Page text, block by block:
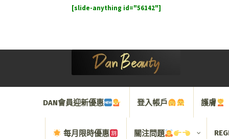
[slide-anything id="56142"]
DAN會員迎新優惠 登入帳戶 護膚
每月限時優惠 關注問題